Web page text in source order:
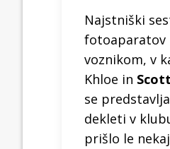
Najstniški
fotoaparatov
voznikom, v
Khloe in
se
dekleti v
prišlo le